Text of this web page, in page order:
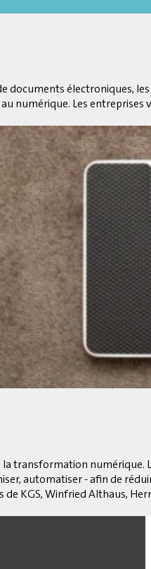
documents électroniques,
au numérique. Les
transformation numérique.
automatiser - afin de
KGS, Winfried Althaus,